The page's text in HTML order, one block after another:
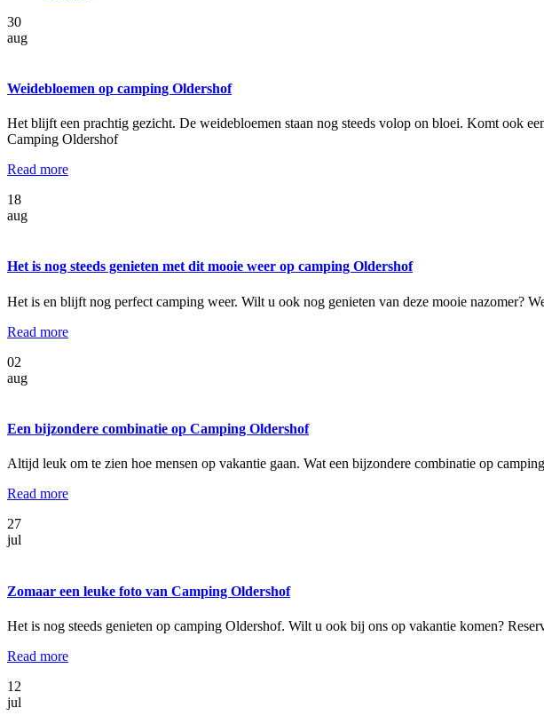
30
aug
Weidebloemen op camping Oldershof
Het blijft een prachtig gezicht. De weidebloemen staan nog steeds volop on bloei. Komt ook
Camping Oldershof
Read more
18
aug
Het is nog steeds genieten met dit mooie weer op camping Oldershof
Het is en blijft nog perfect camping weer. Wilt u ook nog genieten van deze mooie nazomer?
Read more
02
aug
Een bijzondere combinatie op Camping Oldershof
Altijd leuk om te zien hoe mensen op vakantie gaan. Wat een bijzondere combinatie op
Read more
27
jul
Zomaar een leuke foto van Camping Oldershof
Het is nog steeds genieten op camping Oldershof. Wilt u ook bij ons op vakantie komen?
Read more
12
jul